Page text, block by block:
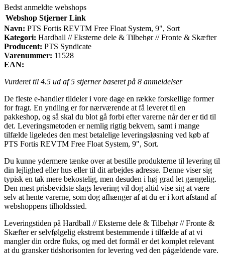
Bedst anmeldte webshops
Webshop Stjerner Link
Navn: PTS Fortis REVTM Free Float System, 9", Sort
Kategori: Hardball // Eksterne dele & Tilbehør // Fronte & Skæfter
Producent: PTS Syndicate
Varenummer: 11528
EAN:
Vurderet til 4.5 ud af 5 stjerner baseret på 8 anmeldelser
De fleste e-handler tildeler i vore dage en række forskellige former
for fragt. En yndling er for nærværende at få leveret til en
pakkeshop, og så skal du blot gå forbi efter varerne når der er tid til
det. Leveringsmetoden er nemlig rigtig bekvem, samt i mange
tilfælde ligeledes den mest betalelige leveringsløsning ved køb af
PTS Fortis REVTM Free Float System, 9", Sort.
Du kunne ydermere tænke over at bestille produkterne til levering til
din lejlighed eller hus eller til dit arbejdes adresse. Denne viser sig
typisk en tak mere bekostelig, men desuden i høj grad let gængelig.
Den mest prisbevidste slags levering vil dog altid vise sig at være
selv at hente varerne, som dog afhænger af at du er i kort afstand af
webshoppens tilholdssted.
Leveringstiden på Hardball // Eksterne dele & Tilbehør // Fronte &
Skæfter er selvfølgelig ekstremt bestemmende i tilfælde af at vi
mangler din ordre fluks, og med det formål er det komplet relevant
at du gransker tidshorisonten for levering ved den pågældende vare.